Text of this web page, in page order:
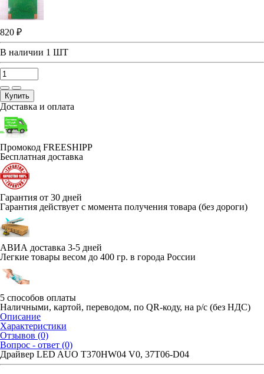
820 ₽
В наличии 1 ШТ
Купить
Доставка и оплата
Промокод FREESHIPP
Бесплатная доставка
Гарантия от 30 дней
Гарантия действует с момента получения товара (без дороги)
АВИА доставка 3-5 дней
Легкие товары весом до 400 гр. в города России
5 способов оплаты
Наличными, картой, переводом, по QR-коду, на р/с (без НДС)
Описание
Характеристики
Отзывов (0)
Вопрос - ответ (0)
Драйвер LED AUO T370HW04 V0, 37T06-D04